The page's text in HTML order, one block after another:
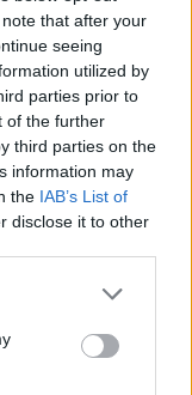
that after your
seeing
utilized by
parties prior to
of the further
third parties on the
information may
the IAB’s List of
disclose it to other